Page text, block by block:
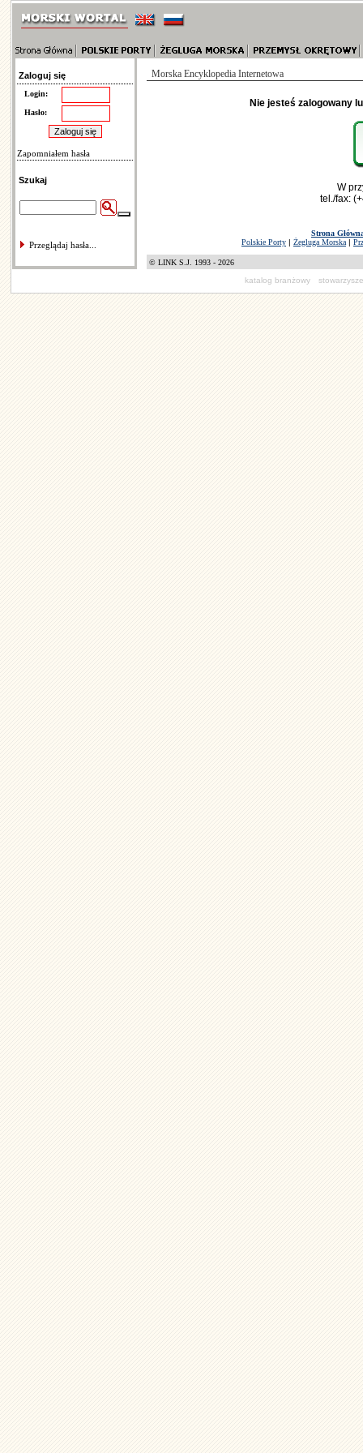
Zaloguj się
Login:
Hasło:
Zapomniałem hasła
Szukaj
Przeglądaj hasła...
Morska Encyklopedia Internetowa
Nie jesteś zalogowany
W
tel./fax:
Strona
Polskie Porty | Żegluga Morska |
© LINK S.J. 1993 - 2026
katalog branżowy